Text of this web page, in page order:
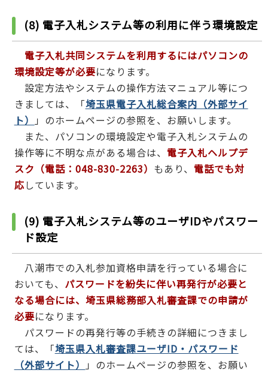
(8) 電子入札システム等の利用に伴う環境設定
電子入札共同システムを利用するにはパソコンの
環境設定等が必要になります。
設定方法やシステムの操作方法マニュアル等につ
きましては、「埼玉県電子入札総合案内（外部サイ
ト）
」のホームページの参照を、お願いします。
また、パソコンの環境設定や電子入札システムの
操作等に不明な点がある場合は、 電子入札ヘルプデ
スク（電話：048-830-2263） もあり、 電話でも対
応しています。
(9) 電子入札システム等のユーザIDやパスワー
ド設定
八潮市での入札参加資格申請を行っている場合に
おいても、 パスワードを紛失に伴い再発行が必要と
なる場合には、埼玉県総務部入札審査課での申請が
必要になります。
パスワードの再発行等の手続きの詳細につきまし
ては、「埼玉県入札審査課ユーザID・パスワード
（外部サイト）
」のホームページの参照を、お願い